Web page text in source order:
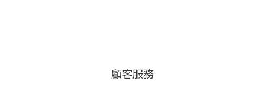
顧客服務